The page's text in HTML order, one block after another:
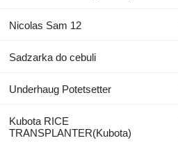
Nicolas Sam 12
Sadzarka do cebuli
Underhaug Potetsetter
Kubota RICE
TRANSPLANTER(Kubota)